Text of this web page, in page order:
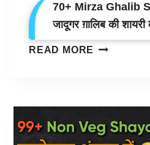
70+ Mirza Ghalib
जादूगर ग़ालिब की
READ MORE 70+
शब्दों
जादूगर